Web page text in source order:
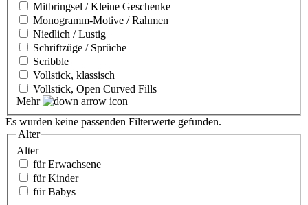
Mitbringsel / Kleine Geschenke
Monogramm-Motive / Rahmen
Niedlich / Lustig
Schriftzüge / Sprüche
Scribble
Vollstick, klassisch
Vollstick, Open Curved Fills
Mehr
Es wurden keine passenden Filterwerte gefunden.
Alter
Alter
für Erwachsene
für Kinder
für Babys